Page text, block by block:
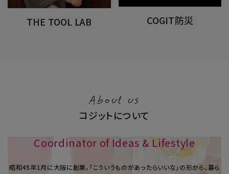
THE TOOL LAB COGIT防災
About us
コジットについて
Coordinator of Ideas & Lifestyle
昭和45年1⽉に大阪に創業。「こういうものがあったらいいな」の形から、暮ら